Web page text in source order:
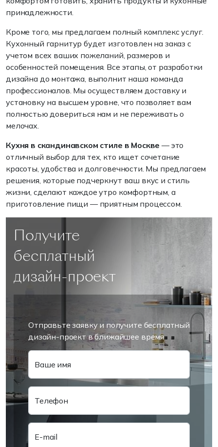
принадлежности.
Кроме того, мы предлагаем полный комплекс услуг.
Кухонный гарнитур будет изготовлен на заказ с
учетом всех ваших пожеланий, размеров и
особенностей помещения. Все этапы, от разработки
дизайна до монтажа, выполнит наша команда
профессионалов. Мы осуществляем доставку и
установку на высшем уровне, что позволяет вам
полностью довериться нам и не переживать о
мелочах.
Кухня в скандинавском стиле в Москве — это
отличный выбор для тех, кто ищет сочетание
красоты, удобства и долговечности. Мы предлагаем
решения, которые подчеркнут ваш вкус и стиль
жизни, сделают каждое утро комфортным, а
приготовление пищи — приятным процессом.
Получите
бесплатный
дизайн-проект
Отправьте заявку и получите бесплатный
дизайн-проект в ближайшее время
Ваше имя
Телефон
E-mail